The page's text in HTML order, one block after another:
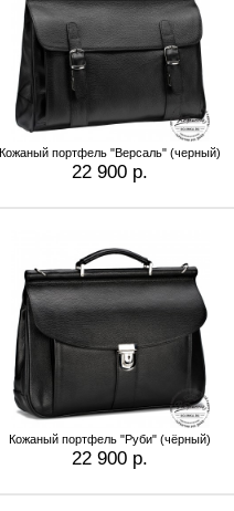
Кожаный портфель "Версаль" (черный)
22 900 р.
Кожаный портфель "Руби" (чёрный)
22 900 р.